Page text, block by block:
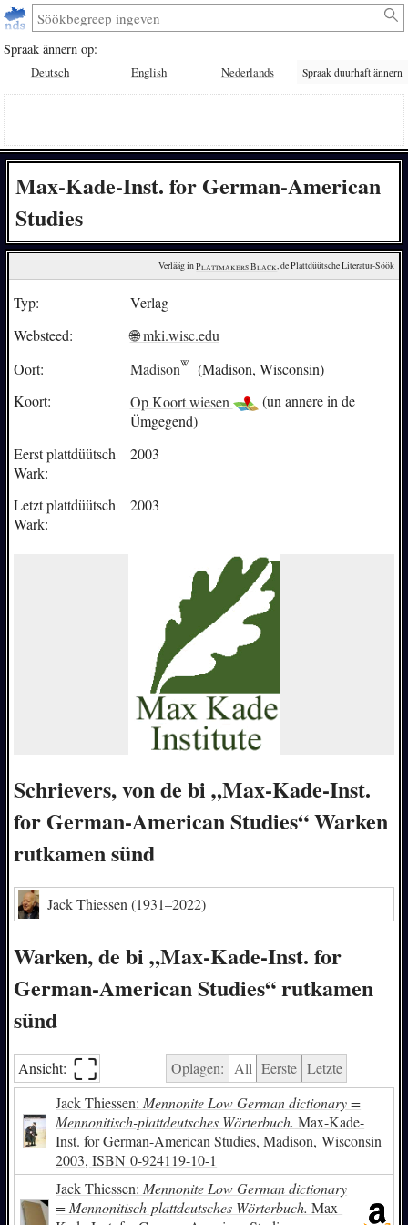
Spraak ännern op:
Deutsch English Nederlands Spraak duurhaft ännern
Max-Kade-Inst. for German-American
Studies
Verlääg in Plattmakers Black, de Plattdüütsche Literatur-Söök
Typ:
Verlag
Websteed:
🌐 mki.wisc.edu
Oort:
Madison
(Madison, Wisconsin)
Koort:
Op Koort wiesen
(un annere in de
Ümgegend)
Eerst plattdüütsch
Wark:
2003
Letzt plattdüütsch
Wark:
2003
Schrievers, von de bi „Max-Kade-Inst.
for German-American Studies“ Warken
rutkamen sünd
Jack Thiessen(1931–2022)
Warken, de bi „Max-Kade-Inst. for
German-American Studies“ rutkamen
sünd
Ansicht: ⛶︎ Oplagen: All Eerste Letzte
Jack Thiessen: Mennonite Low German dictionary =
Mennonitisch-plattdeutsches Wörterbuch. Max-Kade-
Inst. for German-American Studies, Madison, Wisconsin
2003,ISBN0-924119-10-1
Jack Thiessen: Mennonite Low German dictionary
= Mennonitisch-plattdeutsches Wörterbuch. Max-